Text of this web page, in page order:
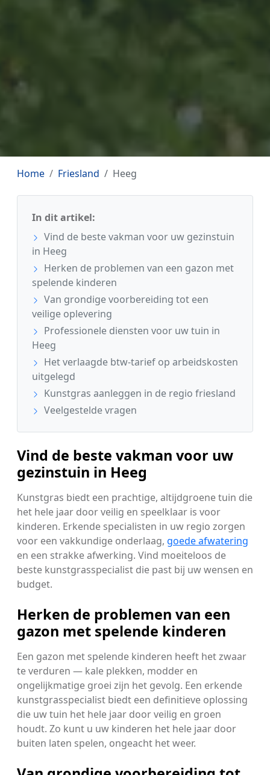
Home Friesland Heeg
In dit artikel:
Vind de beste vakman voor uw gezinstuin
in Heeg
Herken de problemen van een gazon met
spelende kinderen
Van grondige voorbereiding tot een
veilige oplevering
Professionele diensten voor uw tuin in
Heeg
Het verlaagde btw-tarief op arbeidskosten
uitgelegd
Kunstgras aanleggen in de regio friesland
Veelgestelde vragen
Vind de beste vakman voor uw
gezinstuin in Heeg
Kunstgras biedt een prachtige, altijdgroene tuin die
het hele jaar door veilig en speelklaar is voor
kinderen. Erkende specialisten in uw regio zorgen
voor een vakkundige onderlaag, goede afwatering
en een strakke afwerking. Vind moeiteloos de
beste kunstgrasspecialist die past bij uw wensen en
budget.
Herken de problemen van een
gazon met spelende kinderen
Een gazon met spelende kinderen heeft het zwaar
te verduren — kale plekken, modder en
ongelijkmatige groei zijn het gevolg. Een erkende
kunstgrasspecialist biedt een definitieve oplossing
die uw tuin het hele jaar door veilig en groen
houdt. Zo kunt u uw kinderen het hele jaar door
buiten laten spelen, ongeacht het weer.